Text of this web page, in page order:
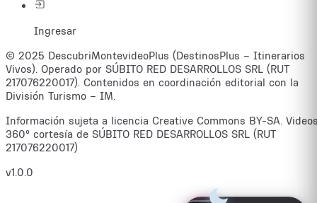
Ingresar
© 2025 DescubriMontevideoPlus (DestinosPlus – Itinerarios
Vivos). Operado por SÚBITO RED DESARROLLOS SRL (RUT
217076220017). Contenidos en coordinación editorial con la
División Turismo – IM.
Información sujeta a licencia Creative Commons BY-SA.
360° cortesía de SÚBITO RED DESARROLLOS SRL (RUT
217076220017)
v1.0.0